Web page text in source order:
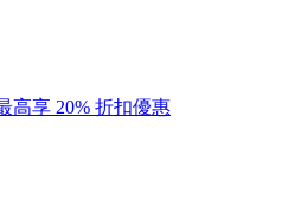
高享 20% 折扣優惠